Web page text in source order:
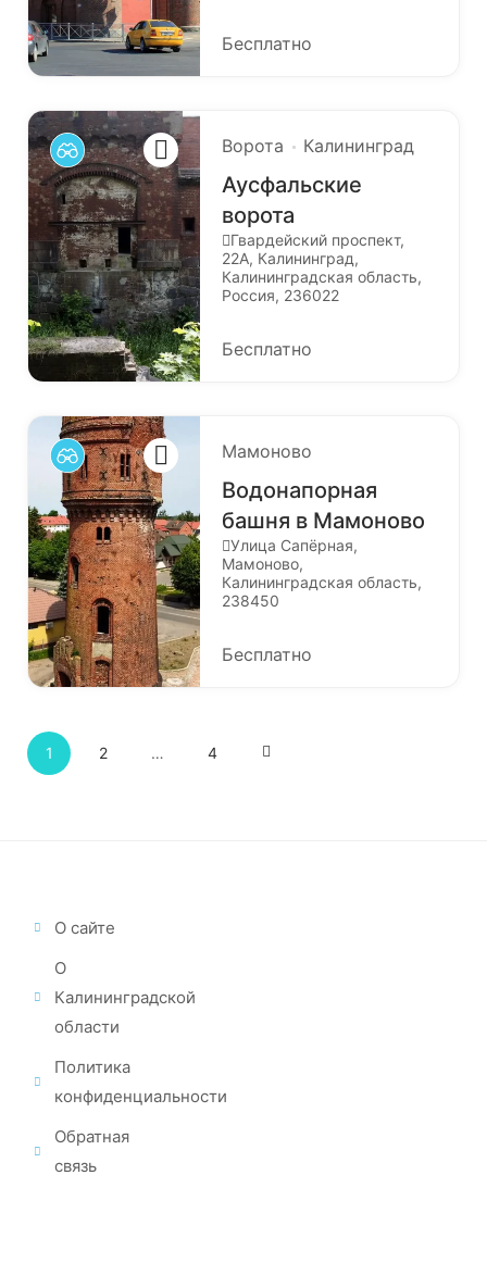
Бесплатно
Ворота Калининград
Аусфальские
ворота
Гвардейский проспект,
22А, Калининград,
Калининградская область,
Россия, 236022
Бесплатно
Мамоново
Водонапорная
башня в Мамоново
Улица Сапёрная,
Мамоново,
Калининградская область,
238450
Бесплатно
1 2 … 4
О сайте
О
Калининградской
области
Политика
конфиденциальности
Обратная
связь